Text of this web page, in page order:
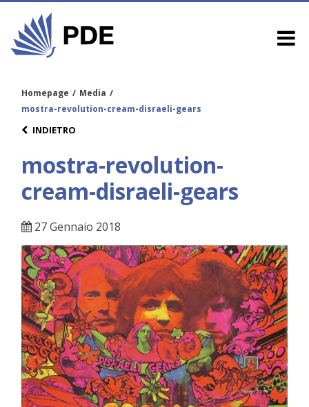
Homepage / Media /
mostra-revolution-cream-disraeli-gears
INDIETRO
mostra-revolution-
cream-disraeli-gears
27 Gennaio 2018